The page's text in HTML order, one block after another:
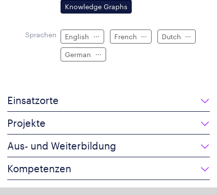
Knowledge Graphs
Sprachen English French Dutch
German
Einsatzorte
Projekte
Aus- und Weiterbildung
Kompetenzen